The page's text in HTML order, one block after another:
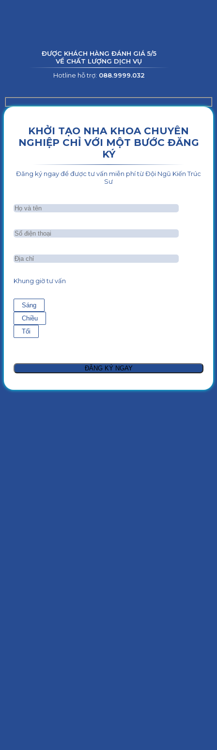
ĐƯỢC KHÁCH HÀNG ĐÁNH GIÁ 5/5
VỀ CHẤT LƯỢNG DỊCH VỤ
Hotline hỗ trợ: 088.9999.032
KHỞI TẠO NHA KHOA CHUYÊN
NGHIỆP CHỈ VỚI MỘT BƯỚC ĐĂNG
KÝ
Đăng ký ngay để được tư vấn miễn phí từ Đội Ngũ Kiến Trúc
Sư
Khung giờ tư vấn
Sáng
Chiều
Tối